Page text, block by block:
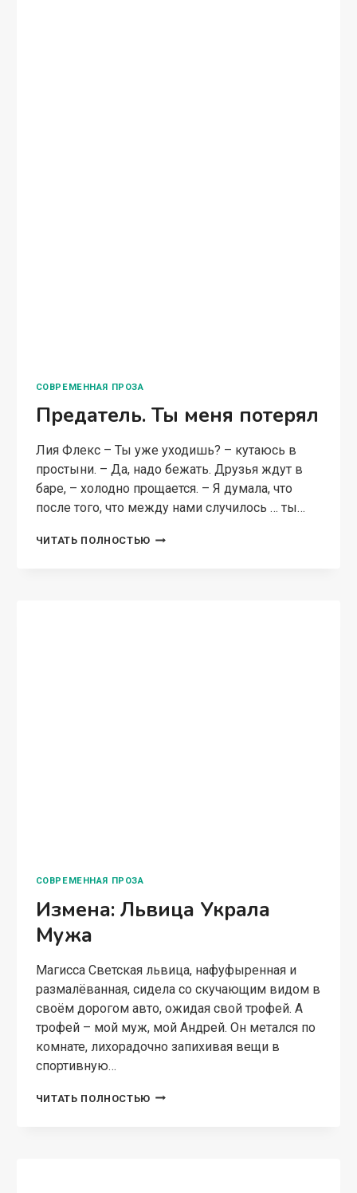
СОВРЕМЕННАЯ ПРОЗА
Предатель. Ты меня потерял
Лия Флекс – Ты уже уходишь? – кутаюсь в
простыни. – Да, надо бежать. Друзья ждут в
баре, – холодно прощается. – Я думала, что
после того, что между нами случилось … ты…
ЧИТАТЬ ПОЛНОСТЬЮ ПРЕДАТЕЛЬ.
СОВРЕМЕННАЯ ПРОЗА
Измена: Львица Украла
Мужа
Магисса Светская львица, нафуфыренная и
размалёванная, сидела со скучающим видом в
своём дорогом авто, ожидая свой трофей. А
трофей – мой муж, мой Андрей. Он метался по
комнате, лихорадочно запихивая вещи в
спортивную…
ЧИТАТЬ ПОЛНОСТЬЮ ИЗМЕНА: